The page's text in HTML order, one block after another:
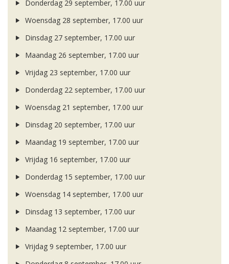
Donderdag 29 september, 17.00 uur
Woensdag 28 september, 17.00 uur
Dinsdag 27 september, 17.00 uur
Maandag 26 september, 17.00 uur
Vrijdag 23 september, 17.00 uur
Donderdag 22 september, 17.00 uur
Woensdag 21 september, 17.00 uur
Dinsdag 20 september, 17.00 uur
Maandag 19 september, 17.00 uur
Vrijdag 16 september, 17.00 uur
Donderdag 15 september, 17.00 uur
Woensdag 14 september, 17.00 uur
Dinsdag 13 september, 17.00 uur
Maandag 12 september, 17.00 uur
Vrijdag 9 september, 17.00 uur